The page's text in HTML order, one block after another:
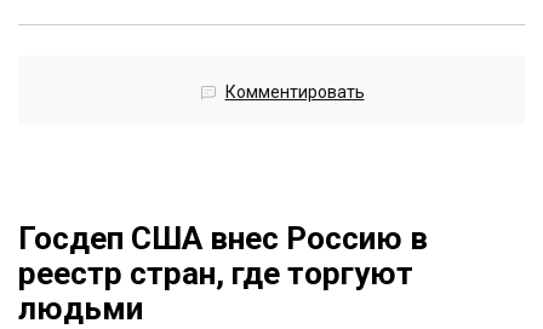
Комментировать
Госдеп США внес Россию в
реестр стран, где торгуют
людьми